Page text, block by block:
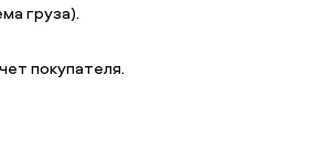
груза).
покупателя.